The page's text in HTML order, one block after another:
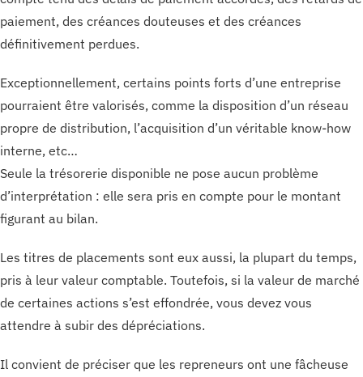
paiement, des créances douteuses et des créances
définitivement perdues.
Exceptionnellement, certains points forts d’une entreprise
pourraient être valorisés, comme la disposition d’un réseau
propre de distribution, l’acquisition d’un véritable know-how
interne, etc…
Seule la trésorerie disponible ne pose aucun problème
d’interprétation : elle sera pris en compte pour le montant
figurant au bilan.
Les titres de placements sont eux aussi, la plupart du temps,
pris à leur valeur comptable. Toutefois, si la valeur de marché
de certaines actions s’est effondrée, vous devez vous
attendre à subir des dépréciations.
Il convient de préciser que les repreneurs ont une fâcheuse